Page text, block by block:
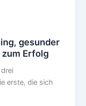
gesunder
Erfolg
erste, die sich